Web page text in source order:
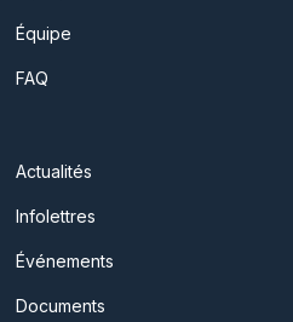
Équipe
FAQ
Actualités
Infolettres
Événements
Documents